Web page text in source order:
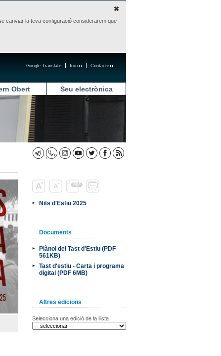
canviar la teva configuració considerarem que
Contacte
Inici
Google Translate
Obert Seu electrònica
Nits d'Estiu 2025
Documents
Plànol del Tast d'Estiu (PDF
561KB)
Tast d'estiu - Carta i programa
digital (PDF 6MB)
Altres edicions
Selecciona una edició de la llista